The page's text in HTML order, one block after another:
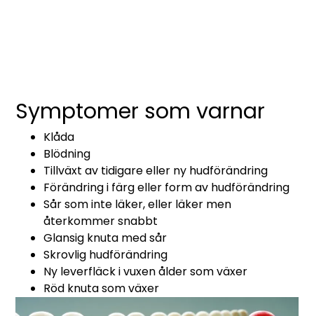
Symptomer som varnar
Klåda
Blödning
Tillväxt av tidigare eller ny hudförändring
Förändring i färg eller form av hudförändring
Sår som inte läker, eller läker men
återkommer snabbt
Glansig knuta med sår
Skrovlig hudförändring
Ny leverfläck i vuxen ålder som växer
Röd knuta som växer